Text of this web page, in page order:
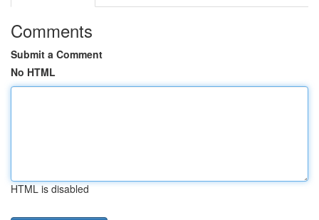
Comments
Submit a Comment
No HTML
HTML is disabled